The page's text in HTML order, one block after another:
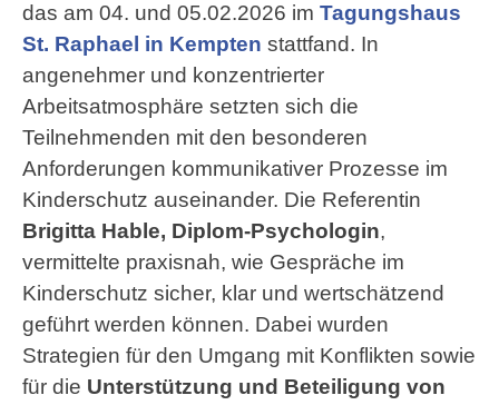
das am 04. und 05.02.2026 im Tagungshaus
St. Raphael in Kempten stattfand. In
angenehmer und konzentrierter
Arbeitsatmosphäre setzten sich die
Teilnehmenden mit den besonderen
Anforderungen kommunikativer Prozesse im
Kinderschutz auseinander. Die Referentin
Brigitta Hable, Diplom-Psychologin,
vermittelte praxisnah, wie Gespräche im
Kinderschutz sicher, klar und wertschätzend
geführt werden können. Dabei wurden
Strategien für den Umgang mit Konflikten sowie
für die Unterstützung und Beteiligung von